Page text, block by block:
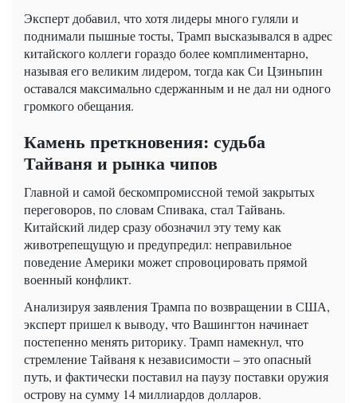
Эксперт добавил, что хотя лидеры много гуляли и
поднимали пышные тосты, Трамп высказывался в адрес
китайского коллеги гораздо более комплиментарно,
называя его великим лидером, тогда как Си Цзиньпин
оставался максимально сдержанным и не дал ни одного
громкого обещания.
Камень преткновения: судьба
Тайваня и рынка чипов
Главной и самой бескомпромиссной темой закрытых
переговоров, по словам Спивака, стал Тайвань.
Китайский лидер сразу обозначил эту тему как
животрепещущую и предупредил: неправильное
поведение Америки может спровоцировать прямой
военный конфликт.
Анализируя заявления Трампа по возвращении в США,
эксперт пришел к выводу, что Вашингтон начинает
постепенно менять риторику. Трамп намекнул, что
стремление Тайваня к независимости – это опасный
путь, и фактически поставил на паузу поставки оружия
острову на сумму 14 миллиардов долларов.